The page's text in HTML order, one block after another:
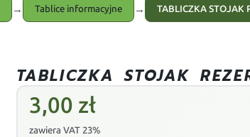
→ Tablice informacyjne → TABLICZKA STOJAK
TABLICZKA STOJAK
3,00 zł
zawiera VAT 23%